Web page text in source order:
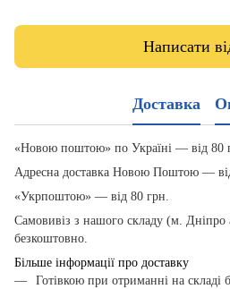
Написати
Доставка
«Новою поштою» по Україні — від 80
Адресна доставка Новою Поштою —
«Укрпоштою» — від 80 грн.
Самовивіз з нашого складу (м.
безкоштовно.
Більше інформації про доставку
Готівкою при отриманні на складі